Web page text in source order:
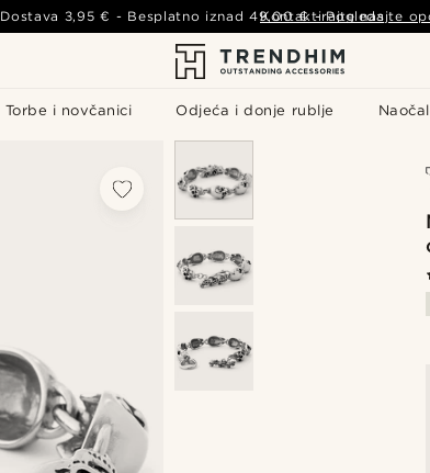
Torbe i novčanici Odjeća i donje rublje
Dostava 3,95 € - Besplatno iznad49,00 € - Pogledajte
Kontaktirajte nas